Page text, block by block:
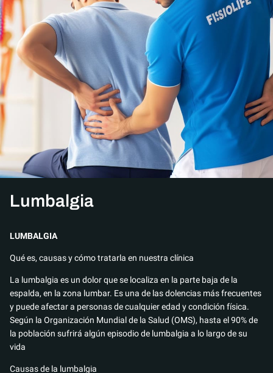
Lumbalgia
LUMBALGIA
Qué es, causas y cómo tratarla en nuestra clínica
La lumbalgia es un dolor que se localiza en la parte baja de la
espalda, en la zona lumbar. Es una de las dolencias más frecuentes
y puede afectar a personas de cualquier edad y condición física.
Según la Organización Mundial de la Salud (OMS), hasta el 90% de
la población sufrirá algún episodio de lumbalgia a lo largo de su
vida
Causas de la lumbalgia